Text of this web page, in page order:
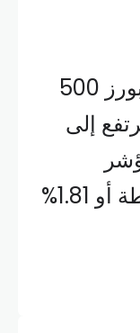
وربح المؤشر ستاندرد اند بورز 500
أو 1.42% ليرتفع إلى
ناسداك المجمع 333.6 نقطة أو 1.81%